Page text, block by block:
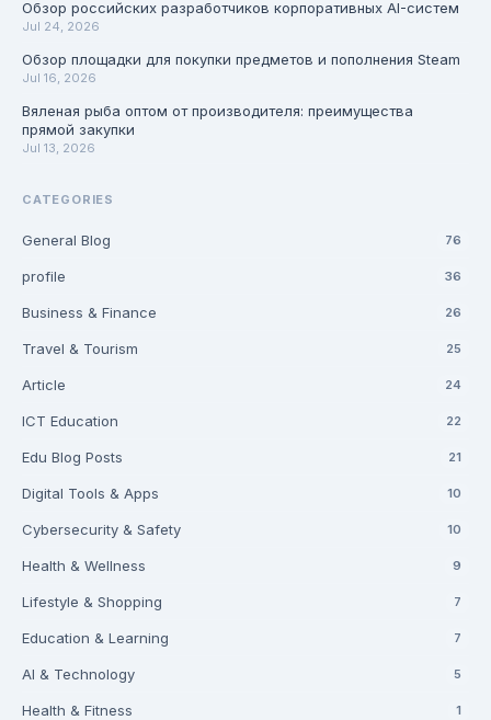
Обзор российских разработчиков корпоративных AI-систем
Jul 24, 2026
Обзор площадки для покупки предметов и пополнения Steam
Jul 16, 2026
Вяленая рыба оптом от производителя: преимущества
прямой закупки
Jul 13, 2026
CATEGORIES
General Blog 76
profile 36
Business & Finance 26
Travel & Tourism 25
Article 24
ICT Education 22
Edu Blog Posts 21
Digital Tools & Apps 10
Cybersecurity & Safety 10
Health & Wellness 9
Lifestyle & Shopping 7
Education & Learning 7
AI & Technology 5
Health & Fitness 1